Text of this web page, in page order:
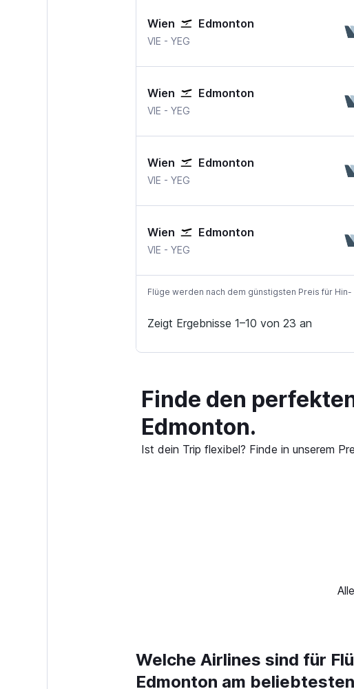
Wien Edmonton
VIE Wien-Schwechat
- YEG
Wien Edmonton
VIE Wien-Schwechat
- YEG
Wien Edmonton
VIE Wien-Schwechat
- YEG
Wien Edmonton
VIE Wien-Schwechat
- YEG
Flüge werden nach dem günstigsten Preis für
Zeigt Ergebnisse 1–10 von 23 an
Finde den
Edmonton.
Ist dein Trip flexibel? Finde in unserem
Welche Airlines sind für
Edmonton am